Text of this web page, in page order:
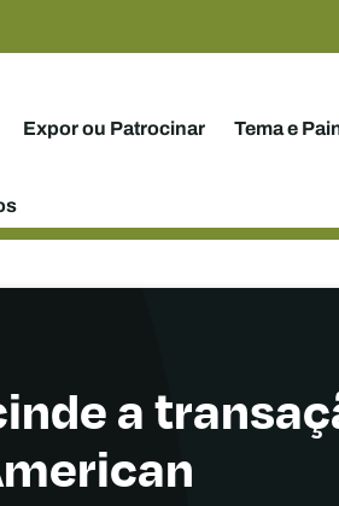
Expor ou Patrocinar Tema e
a